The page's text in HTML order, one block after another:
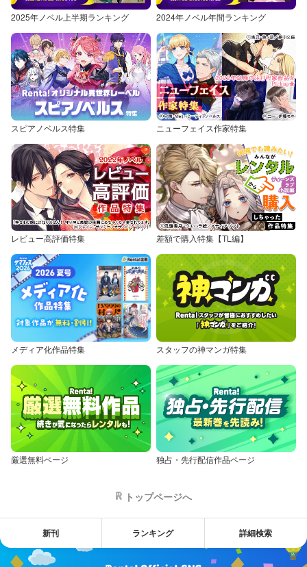
2025年ノベル上半期ランキング 2024年ノベル年間ランキング
スピアノベルス特集 ニューフェイス作家特集
レビュー高評価特集 差額で購入特集【TL編】
メディア化作品特集 スタッフの神マンガ特集
厳選無料ページ 独占・先行配信作品ページ
トップページへ
新刊 ランキング 詳細検索